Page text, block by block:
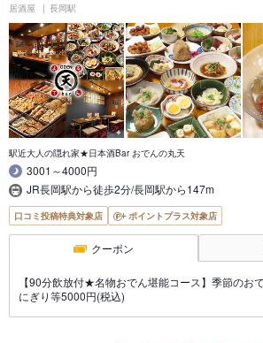
居酒屋 長岡駅
駅近大人の隠れ家★日本酒Bar おでんの丸天
3001～4000円
JR長岡駅から徒歩2分/長岡駅から147m
口コミ投稿特典対象店 ポイントプラス対象店
クーポン
【90分飲放付★名物おでん堪能コース】季節のお
にぎり等5000円(税込)